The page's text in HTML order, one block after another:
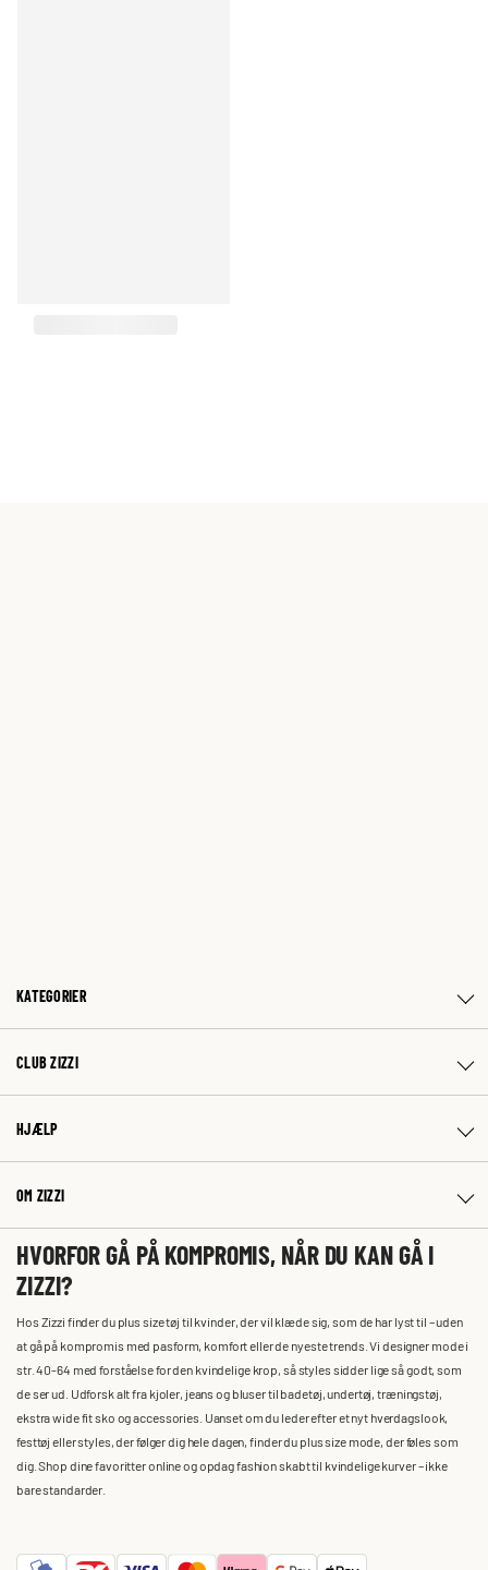
KATEGORIER
CLUB ZIZZI
HJÆLP
OM ZIZZI
HVORFOR GÅ PÅ KOMPROMIS, NÅR DU KAN GÅ I
ZIZZI?
Hos Zizzi finder du plus size tøj til kvinder, der vil klæde sig, som de har lyst til – uden
at gå på kompromis med pasform, komfort eller de nyeste trends. Vi designer mode i
str. 40-64 med forståelse for den kvindelige krop, så styles sidder lige så godt, som
de ser ud. Udforsk alt fra kjoler, jeans og bluser til badetøj, undertøj, træningstøj,
ekstra wide fit sko og accessories. Uanset om du leder efter et nyt hverdagslook,
festtøj eller styles, der følger dig hele dagen, finder du plus size mode, der føles som
dig. Shop dine favoritter online og opdag fashion skabt til kvindelige kurver – ikke
bare standarder.